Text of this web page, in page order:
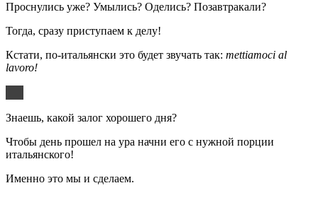
Проснулись уже? Умылись? Оделись? Позавтракали?
Тогда, сразу приступаем к делу!
Кстати, по-итальянски это будет звучать так: mettiamoci al
lavoro!
Знаешь, какой залог хорошего дня?
Чтобы день прошел на ура начни его с нужной порции
итальянского!
Именно это мы и сделаем.